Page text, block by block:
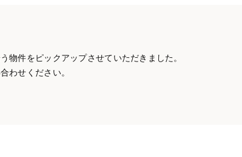
物件をピックアップさせていただきました。
わせください。